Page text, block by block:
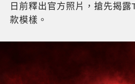
日前釋出官方照片，搶先揭
款模樣。